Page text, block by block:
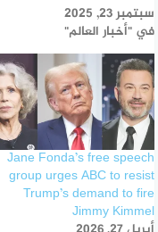
سبتمبر 23, 2025
في "أخبار العالم"
Jane Fonda’s free speech
group urges ABC to resist
Trump’s demand to fire
Jimmy Kimmel